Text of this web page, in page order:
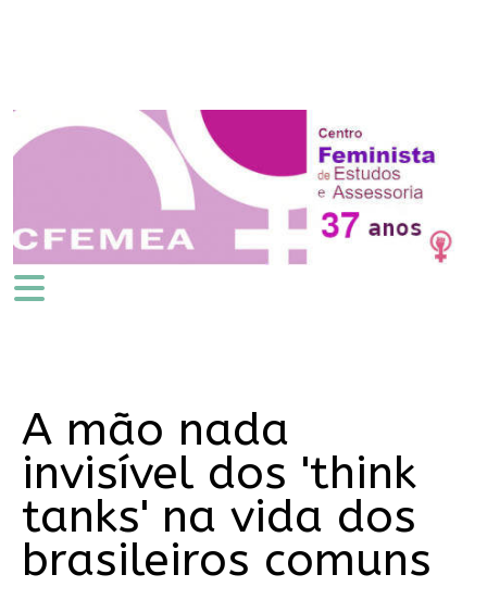
A mão nada
invisível dos 'think
tanks' na vida dos
brasileiros comuns